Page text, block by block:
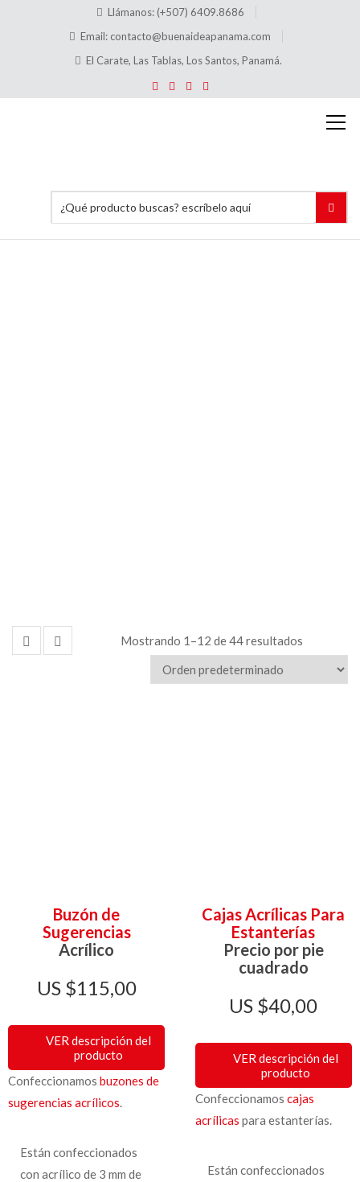
Llámanos: (+507) 6409.8686
Email: contacto@buenaideapanama.com
El Carate, Las Tablas, Los Santos, Panamá.
Mostrando 1–12 de 44 resultados
Buzón de
Sugerencias
Acrílico
$115,00
VER descripción del
producto
Confeccionamos buzones de
sugerencias acrílicos.
Están confeccionados
con acrílico de 3 mm de
Cajas Acrílicas Para
Estanterías
Precio por pie
cuadrado
$40,00
VER descripción del
producto
Confeccionamos cajas
acrílicas para estanterías.
Están confeccionados